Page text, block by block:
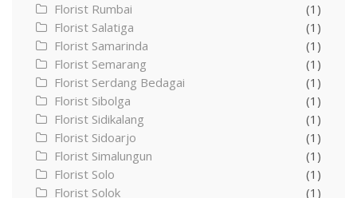
Florist Rumbai
(1)
Florist Salatiga
(1)
Florist Samarinda
(1)
Florist Semarang
(1)
Florist Serdang Bedagai
(1)
Florist Sibolga
(1)
Florist Sidikalang
(1)
Florist Sidoarjo
(1)
Florist Simalungun
(1)
Florist Solo
(1)
Florist Solok
(1)